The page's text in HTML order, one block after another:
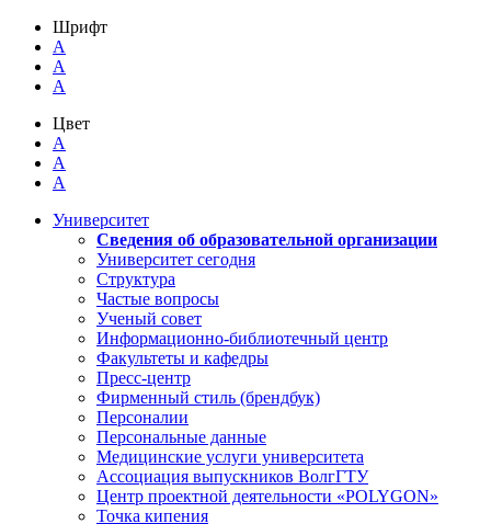
Шрифт
A
A
A
Цвет
A
A
A
Университет
Сведения об образовательной организации
Университет сегодня
Структура
Частые вопросы
Ученый совет
Информационно-библиотечный центр
Факультеты и кафедры
Пресс-центр
Фирменный стиль (брендбук)
Персоналии
Персональные данные
Медицинские услуги университета
Ассоциация выпускников ВолгГТУ
Центр проектной деятельности «POLYGON»
Точка кипения